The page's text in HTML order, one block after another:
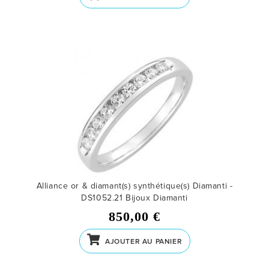
Alliance or & diamant(s) synthétique(s) Diamanti -
DS1052.21 Bijoux Diamanti
850,00 €
AJOUTER AU PANIER